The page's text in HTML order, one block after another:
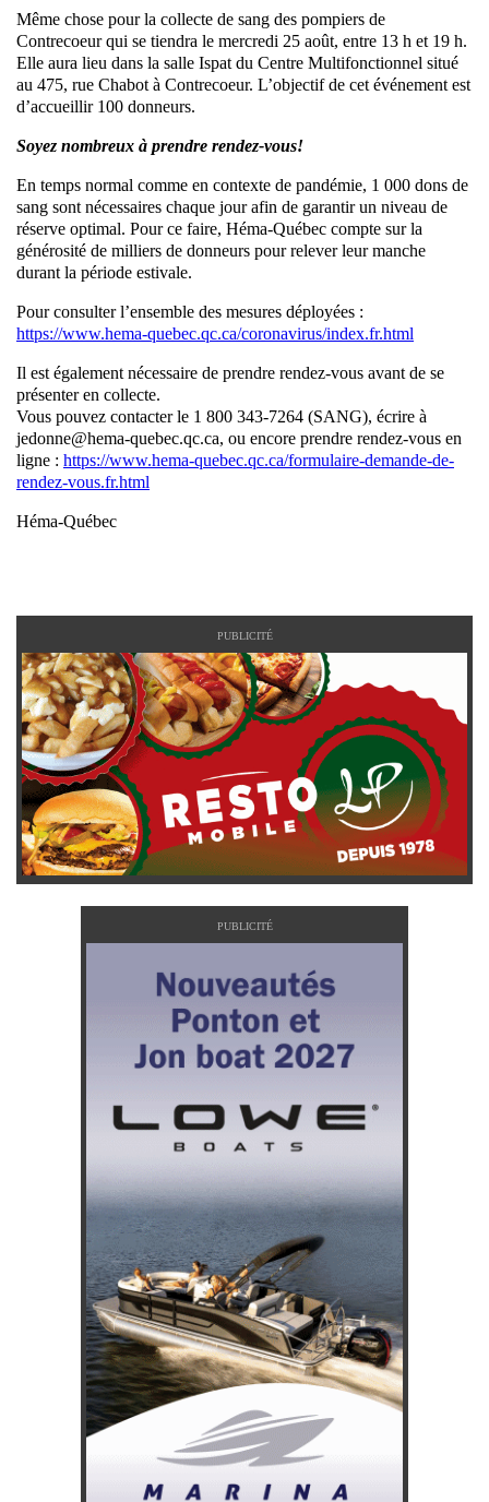
Même chose pour la collecte de sang des pompiers de
Contrecoeur qui se tiendra le mercredi 25 août, entre 13 h et 19 h.
Elle aura lieu dans la salle Ispat du Centre Multifonctionnel situé
au 475, rue Chabot à Contrecoeur. L’objectif de cet événement est
d’accueillir 100 donneurs.
Soyez nombreux à prendre rendez-vous!
En temps normal comme en contexte de pandémie, 1 000 dons de
sang sont nécessaires chaque jour afin de garantir un niveau de
réserve optimal. Pour ce faire, Héma-Québec compte sur la
générosité de milliers de donneurs pour relever leur manche
durant la période estivale.
Pour consulter l’ensemble des mesures déployées :
https://www.hema-quebec.qc.ca/coronavirus/index.fr.html
Il est également nécessaire de prendre rendez-vous avant de se
présenter en collecte.
Vous pouvez contacter le 1 800 343-7264 (SANG), écrire à
jedonne@hema-quebec.qc.ca, ou encore prendre rendez-vous en
ligne : https://www.hema-quebec.qc.ca/formulaire-demande-de-
rendez-vous.fr.html
Héma-Québec
PUBLICITÉ
PUBLICITÉ